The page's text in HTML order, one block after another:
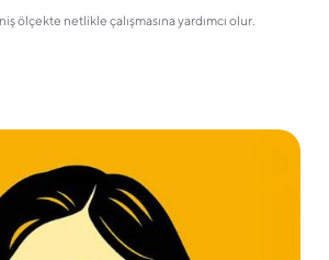
ölçekte netlikle çalışmasına yardımcı olur.